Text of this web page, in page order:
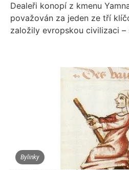
Dealeři konopí z kmenu
považován za jeden ze tří
založily evropskou civilizaci –
Bylinky